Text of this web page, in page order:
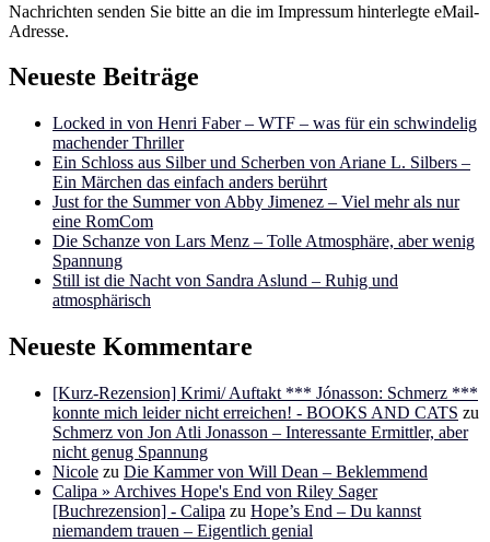
Nachrichten senden Sie bitte an die im Impressum hinterlegte eMail-
Adresse.
Neueste Beiträge
Locked in von Henri Faber – WTF – was für ein schwindelig
machender Thriller
Ein Schloss aus Silber und Scherben von Ariane L. Silbers –
Ein Märchen das einfach anders berührt
Just for the Summer von Abby Jimenez – Viel mehr als nur
eine RomCom
Die Schanze von Lars Menz – Tolle Atmosphäre, aber wenig
Spannung
Still ist die Nacht von Sandra Aslund – Ruhig und
atmosphärisch
Neueste Kommentare
[Kurz-Rezension] Krimi/ Auftakt *** Jónasson: Schmerz ***
konnte mich leider nicht erreichen! - BOOKS AND CATS zu
Schmerz von Jon Atli Jonasson – Interessante Ermittler, aber
nicht genug Spannung
Nicole zu Die Kammer von Will Dean – Beklemmend
Calipa » Archives Hope's End von Riley Sager
[Buchrezension] - Calipa zu Hope’s End – Du kannst
niemandem trauen – Eigentlich genial